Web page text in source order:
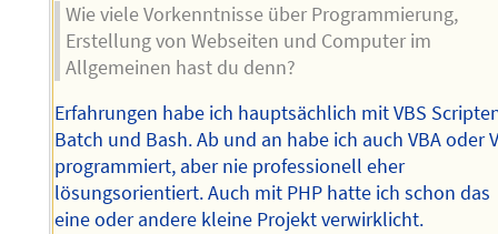
Wie viele Vorkenntnisse über Programmierung,
Erstellung von Webseiten und Computer im
Allgemeinen hast du denn?
Erfahrungen habe ich hauptsächlich mit VBS
Batch und Bash. Ab und an habe ich auch VBA oder
programmiert, aber nie professionell eher
lösungsorientiert. Auch mit PHP hatte ich schon das
eine oder andere kleine Projekt verwirklicht.